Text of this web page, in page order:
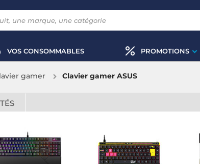
VOS CONSOMMABLES PROMOTIONS
gamer Clavier gamer ASUS